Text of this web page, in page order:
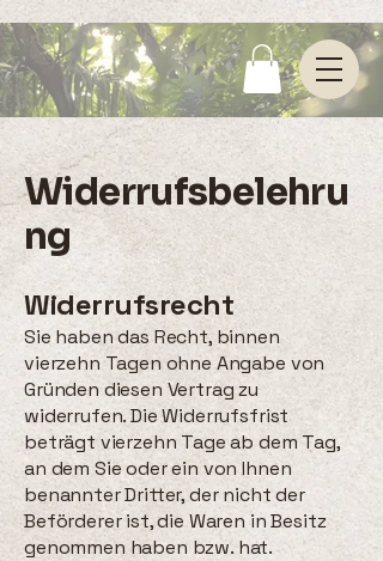
Widerrufsbelehru
ng
Widerrufsrecht
Sie haben das Recht, binnen
vierzehn Tagen ohne Angabe von
Gründen diesen Vertrag zu
widerrufen. Die Widerrufsfrist
beträgt vierzehn Tage ab dem Tag,
an dem Sie oder ein von Ihnen
benannter Dritter, der nicht der
Beförderer ist, die Waren in Besitz
genommen haben bzw. hat.